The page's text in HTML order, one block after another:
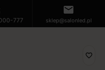
777
mail
sklep@salonled.pl
favorite_border